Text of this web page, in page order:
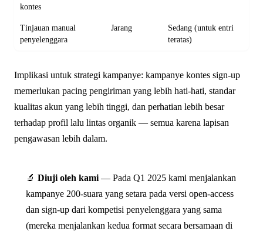
kontes
Tinjauan manual
penyelenggara
Jarang
Sedang (untuk entri
teratas)
Implikasi untuk strategi kampanye: kampanye kontes sign-up
memerlukan pacing pengiriman yang lebih hati-hati, standar
kualitas akun yang lebih tinggi, dan perhatian lebih besar
terhadap profil lalu lintas organik — semua karena lapisan
pengawasan lebih dalam.
🔬 Diuji oleh kami — Pada Q1 2025 kami menjalankan
kampanye 200-suara yang setara pada versi open-access
dan sign-up dari kompetisi penyelenggara yang sama
(mereka menjalankan kedua format secara bersamaan di